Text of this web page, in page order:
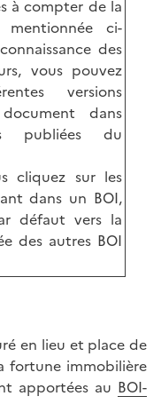
à compter de la
ci-
des
vous pouvez
versions
dans
publiées du
cliquez sur les
dans un BOI,
défaut vers la
des autres BOI
en lieu et place de
fortune immobilière
apportées au BOI-